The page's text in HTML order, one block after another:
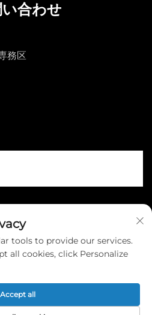
合わせ
務区
誠国際貿易有限公司 |プライバシー
tools to provide our services.
all cookies, click Personalize
Accept all